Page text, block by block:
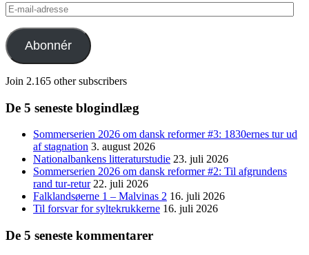
E-
mail-
adresse
Abonnér
Join 2.165 other subscribers
De 5 seneste blogindlæg
Sommerserien 2026 om dansk reformer #3: 1830ernes tur ud
af stagnation 3. august 2026
Nationalbankens litteraturstudie 23. juli 2026
Sommerserien 2026 om dansk reformer #2: Til afgrundens
rand tur-retur 22. juli 2026
Falklandsøerne 1 – Malvinas 2 16. juli 2026
Til forsvar for syltekrukkerne 16. juli 2026
De 5 seneste kommentarer